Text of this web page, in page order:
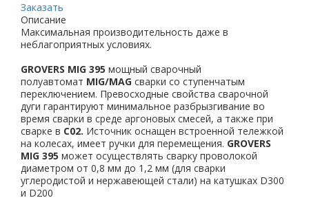
Заказать
Описание
Максимальная производительность даже в
неблагоприятных условиях.
GROVERS MIG 395 мощный сварочный
полуавтомат MIG/MAG сварки со ступенчатым
переключением. Превосходные свойства сварочной
дуги гарантируют минимальное разбрызгивание во
время сварки в среде аргоновых смесей, а также при
сварке в С02. Источник оснащен встроенной тележкой
на колесах, имеет ручки для перемещения. GROVERS
MIG 395 может осуществлять сварку проволокой
диаметром от 0,8 мм до 1,2 мм (для сварки
углеродистой и нержавеющей стали) на катушках D300
и D200